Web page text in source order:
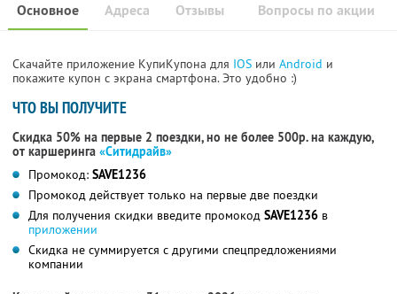
Основное Отзывы Вопросы по акции
Адреса
Скачайте приложение КупиКупона для IOS или Android и
покажите купон с экрана смартфона. Это удобно :)
ЧТО ВЫ ПОЛУЧИТЕ
Скидка 50% на первые 2 поездки, но не более 500р. на каждую,
от каршеринга «Ситидрайв»
Промокод: SAVE1236
Промокод действует только на первые две поездки
Для получения скидки введите промокод SAVE1236 в
приложении
Скидка не суммируется с другими спецпредложениями
компании